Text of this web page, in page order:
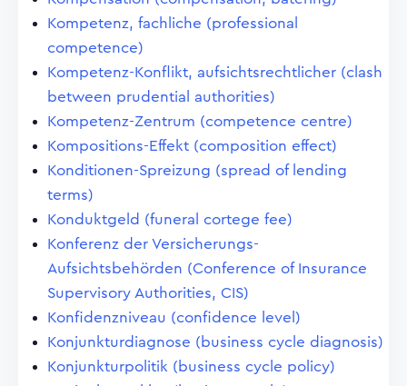
Kompetenz, fachliche (professional
competence)
Kompetenz-Konflikt, aufsichtsrechtlicher (clash
between prudential authorities)
Kompetenz-Zentrum (competence centre)
Kompositions-Effekt (composition effect)
Konditionen-Spreizung (spread of lending
terms)
Konduktgeld (funeral cortege fee)
Konferenz der Versicherungs-
Aufsichtsbehörden (Conference of Insurance
Supervisory Authorities, CIS)
Konfidenzniveau (confidence level)
Konjunkturdiagnose (business cycle diagnosis)
Konjunkturpolitik (business cycle policy)